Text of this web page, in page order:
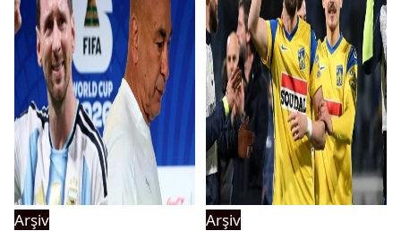
Arşiv
Arşiv